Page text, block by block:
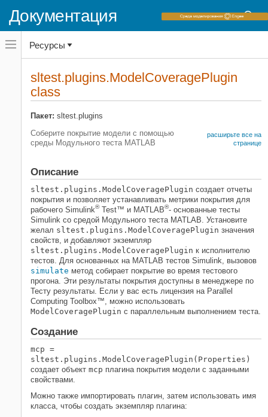
Документация
Переключатель
навигационного
меню
переключатель
навигационного
Simulink Test
Тестовые скрипты
Непрерывная интеграция
SLTEST.PLUGINS.MODELCOVERAGEPLUGIN
НА ЭТОЙ СТРАНИЦЕ
Описание
Создание
Примеры
Смотрите также
Ресурсы
sltest.plugins.ModelCoveragePlugin
class
Пакет: sltest.plugins
Соберите покрытие модели с помощью
среды Модульного теста MATLAB
расширьте все на
странице
Описание
sltest.plugins.ModelCoveragePlugin создает отчеты
покрытия и позволяет устанавливать метрики покрытия для
рабочего Simulink®Test™ и MATLAB®- основанные тесты
Simulink со средой Модульного теста MATLAB. Установите
желал sltest.plugins.ModelCoveragePlugin значения
свойств, и добавляют экземпляр
sltest.plugins.ModelCoveragePlugin к исполнителю
тестов. Для основанных на MATLAB тестов Simulink, вызовов
simulate метод собирает покрытие во время тестового
прогона. Эти результаты покрытия доступны в менеджере по
Тесту результаты. Если у вас есть лицензия на Parallel
Computing Toolbox™, можно использовать
ModelCoveragePlugin с параллельным выполнением теста.
Создание
mcp =
sltest.plugins.ModelCoveragePlugin( Properties )
создает объект mcp плагина покрытия модели с заданными
свойствами.
Можно также импортировать плагин, затем использовать имя
класса, чтобы создать экземпляр плагина: